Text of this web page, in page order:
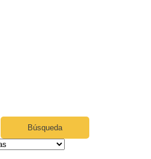
Búsqueda